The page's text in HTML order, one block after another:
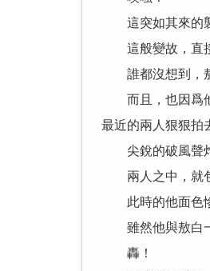
這突如其來的襲
這般變故，直接
誰都沒想到，敖
而且，也因爲他
最近的兩人狠狠拍
尖銳的破風聲炸
兩人之中，就包
此時的他面色慘
雖然他與敖白一
轟！